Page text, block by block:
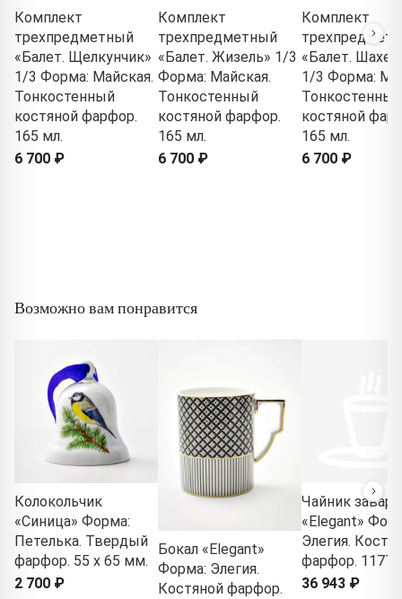
Комплект
трехпредметный
«Балет. Щелкунчик»
1/3 Форма: Майская.
Тонкостенный
костяной фарфор.
165 мл.
6 700 ₽
Комплект
трехпредметный
«Балет. Жизель» 1/3
Форма: Майская.
Тонкостенный
костяной фарфор.
165 мл.
6 700 ₽
Комплект
«Балет.
1/3 Форма:
Тонкостенный
костяной
165 мл.
6 700 ₽
Возможно вам понравится
Колокольчик
«Синица» Форма:
Петелька. Твердый
фарфор. 55 x 65 мм.
2 700 ₽
Бокал «Elegant»
Форма: Элегия.
Костяной фарфор.
Чайник
«Elegant»
Элегия.
фарфор. 1177
36 943 ₽